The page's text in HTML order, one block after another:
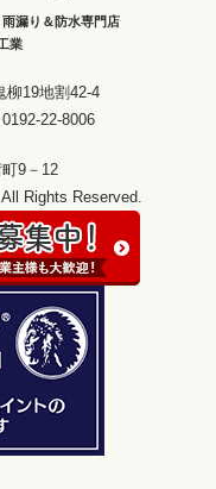
漏り＆防水専門店
業
柳19地割42-4
22-8006
9－12
Rights Reserved.